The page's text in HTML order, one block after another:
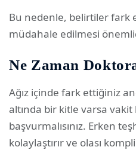
Bu nedenle, belirtiler fark
müdahale edilmesi
Ne Zaman
Ağız içinde fark ettiğiniz
altında bir kitle varsa
başvurmalısınız. Erken
kolaylaştırır ve olası